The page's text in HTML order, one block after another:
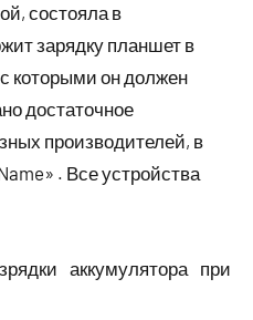
состояла в
зарядку планшет в
которыми он должен
достаточное
производителей, в
. Все устройства
аккумулятора при